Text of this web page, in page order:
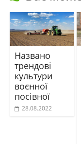
Названо
трендові
культури
воєнної
посівної
28.08.2022